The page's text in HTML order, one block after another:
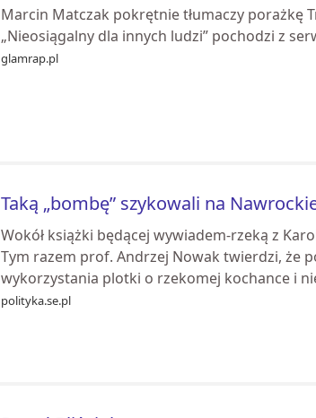
Marcin Matczak pokrętnie tłumaczy porażkę
„Nieosiągalny dla innych ludzi” pochodzi z
glamrap.pl
Taką „bombę” szykowali na
Wokół książki będącej wywiadem-rzeką z
Tym razem prof. Andrzej Nowak twierdzi, że
wykorzystania plotki o rzekomej kochance i
polityka.se.pl